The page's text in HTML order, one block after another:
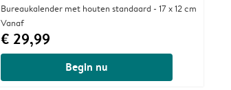
Bureaukalender met houten standaard - 17 x 12 cm
Vanaf
€ 29,99
Begin nu